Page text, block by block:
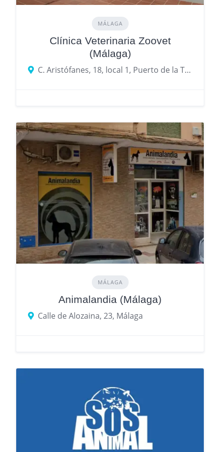
MÁLAGA
Clínica Veterinaria Zoovet
(Málaga)
C. Aristófanes, 18, local 1, Puerto de la Torre, 29010 Málaga
MÁLAGA
Animalandia (Málaga)
Calle de Alozaina, 23, Málaga